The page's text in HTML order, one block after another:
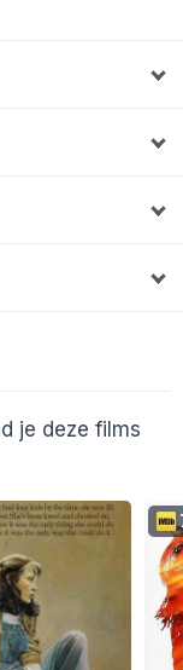
je deze films